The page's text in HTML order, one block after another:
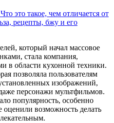
это такое, чем отличается от
рецепты, бжу и его
который начал массовое
стала компания,
в области кухонной техники.
позволяла пользователям
изображений,
персонажи мультфильмов.
популярность, особенно
оценили возможность делать